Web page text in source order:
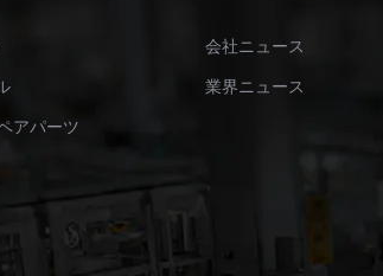
アパーツ
会社ニュース
業界ニュース